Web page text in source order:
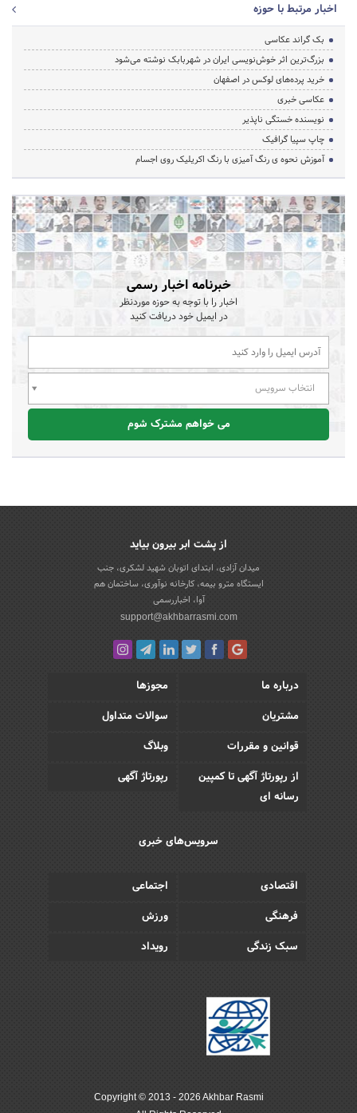
اخبار مرتبط با حوزه
بک گراند عکاسی
بزرگ‌ترین اثر خوش‌نویسی ایران در شهربابک نوشته می‌شود
خرید پرده‌های لوکس در اصفهان
عکاسی خبری
نویسنده خستگی ناپذیر
چاپ سپیا گرافیک
آموزش نحوه ی رنگ آمیزی با رنگ اکریلیک روی اجسام
خبرنامه اخبار رسمی
اخبار را با توجه به حوزه موردنظر
در ایمیل خود دریافت کنید
انتخاب سرویس
می خواهم مشترک شوم
از پشت ابر بیرون بیاید
میدان آزادی، ابتدای اتوبان شهید لشکری، جنب
ایستگاه مترو بیمه، کارخانه نوآوری، ساختمان هم
آوا، اخباررسمی
support@akhbarrasmi.com
درباره ما
مجوزها
مشتریان
سوالات متداول
قوانین و مقررات
وبلاگ
از رپورتاژ آگهی تا کمپین
رسانه ای
رپورتاژ آگهی
سرویس‌های خبری
اقتصادی
اجتماعی
فرهنگی
ورزش
سبک زندگی
رویداد
Copyright © 2013 - 2026 Akhbar Rasmi